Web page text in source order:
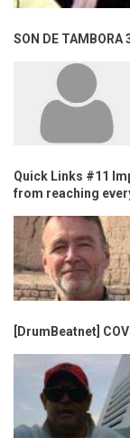
SON DE
Quick Links #11
from reaching
[DrumBeatnet]